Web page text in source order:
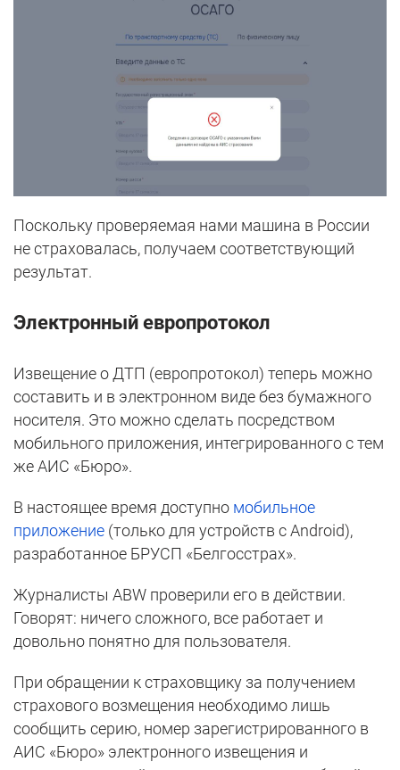
Поскольку проверяемая нами машина в России
не страховалась, получаем соответствующий
результат.
Электронный европротокол
Извещение о ДТП (европротокол) теперь можно
составить и в электронном виде без бумажного
носителя. Это можно сделать посредством
мобильного приложения, интегрированного с тем
же АИС «Бюро».
В настоящее время доступно мобильное
приложение (только для устройств с Android),
разработанное БРУСП «Белгосстрах».
Журналисты ABW проверили его в действии.
Говорят: ничего сложного, все работает и
довольно понятно для пользователя.
При обращении к страховщику за получением
страхового возмещения необходимо лишь
сообщить серию, номер зарегистрированного в
АИС «Бюро» электронного извещения и